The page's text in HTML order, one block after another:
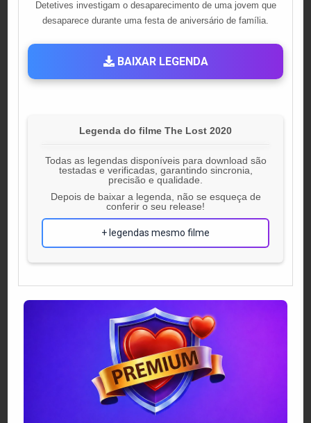
Detetives investigam o desaparecimento de uma jovem que
desaparece durante uma festa de aniversário de família.
BAIXAR LEGENDA
Legenda do filme The Lost 2020
Todas as legendas disponíveis para download são
testadas e verificadas, garantindo sincronia,
precisão e qualidade.
Depois de baixar a legenda, não se esqueça de
conferir o seu release!
+ legendas mesmo filme